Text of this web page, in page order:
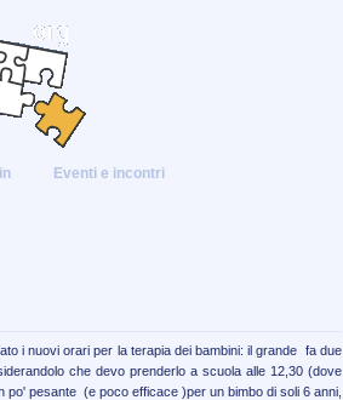
Eventi e incontri
i nuovi orari per la terapia dei bambini: il grande fa due
che devo prenderlo a scuola alle 12,30 (dove
pesante (e poco efficace )per un bimbo di soli 6 anni,